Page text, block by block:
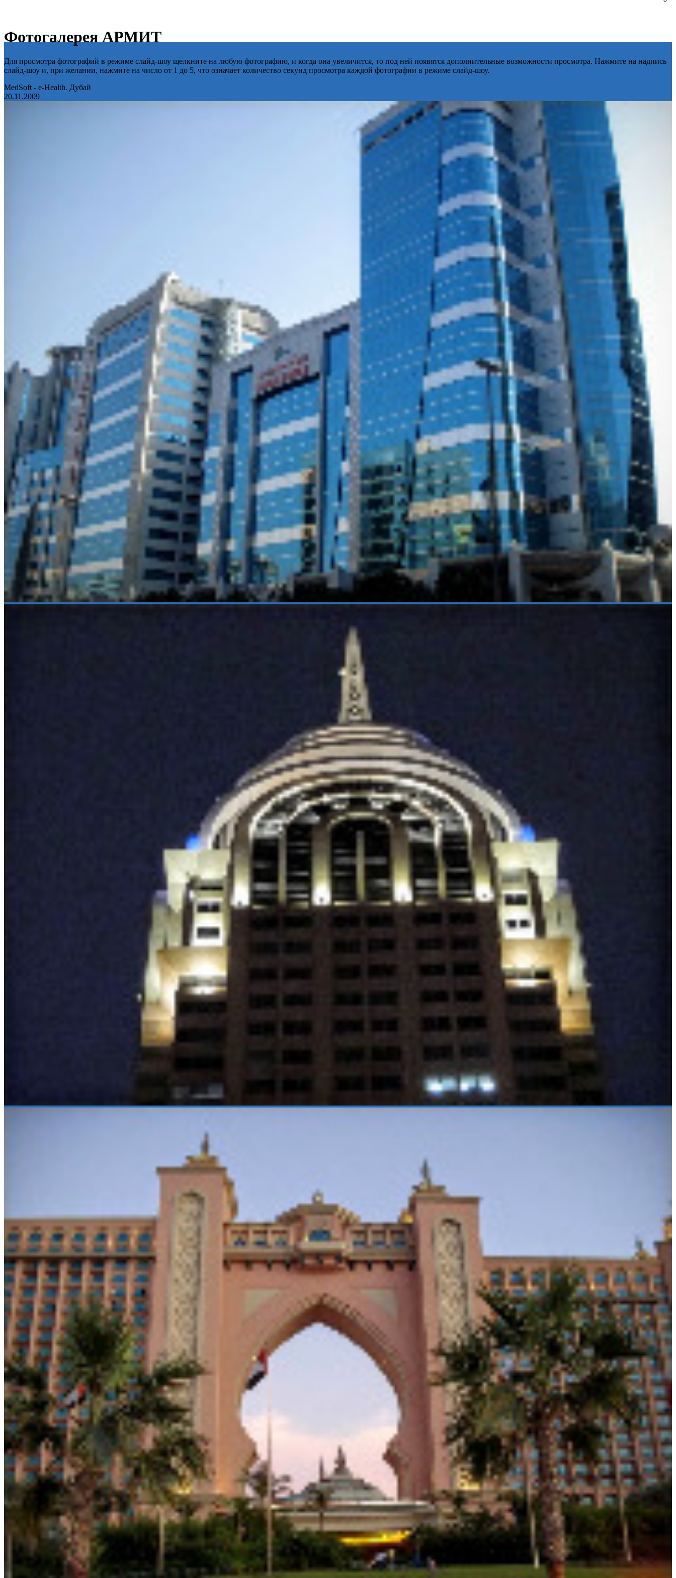
Фотогалерея АРМИТ
Для просмотра фотографий в режиме слайд-шоу щелкните на любую фотографию, и когда она увеличится, то под ней появятся дополнительные возможности просмотра. Нажмите на надпись
слайд-шоу и, при желании, нажмите на число от 1 до 5, что означает количество секунд просмотра каждой фотографии в режиме слайд-шоу.
MedSoft - e-Health. Дубай
20.11.2009